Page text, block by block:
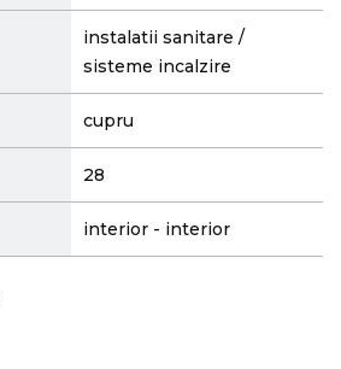
instalatii sanitare /
sisteme incalzire
cupru
28
interior - interior